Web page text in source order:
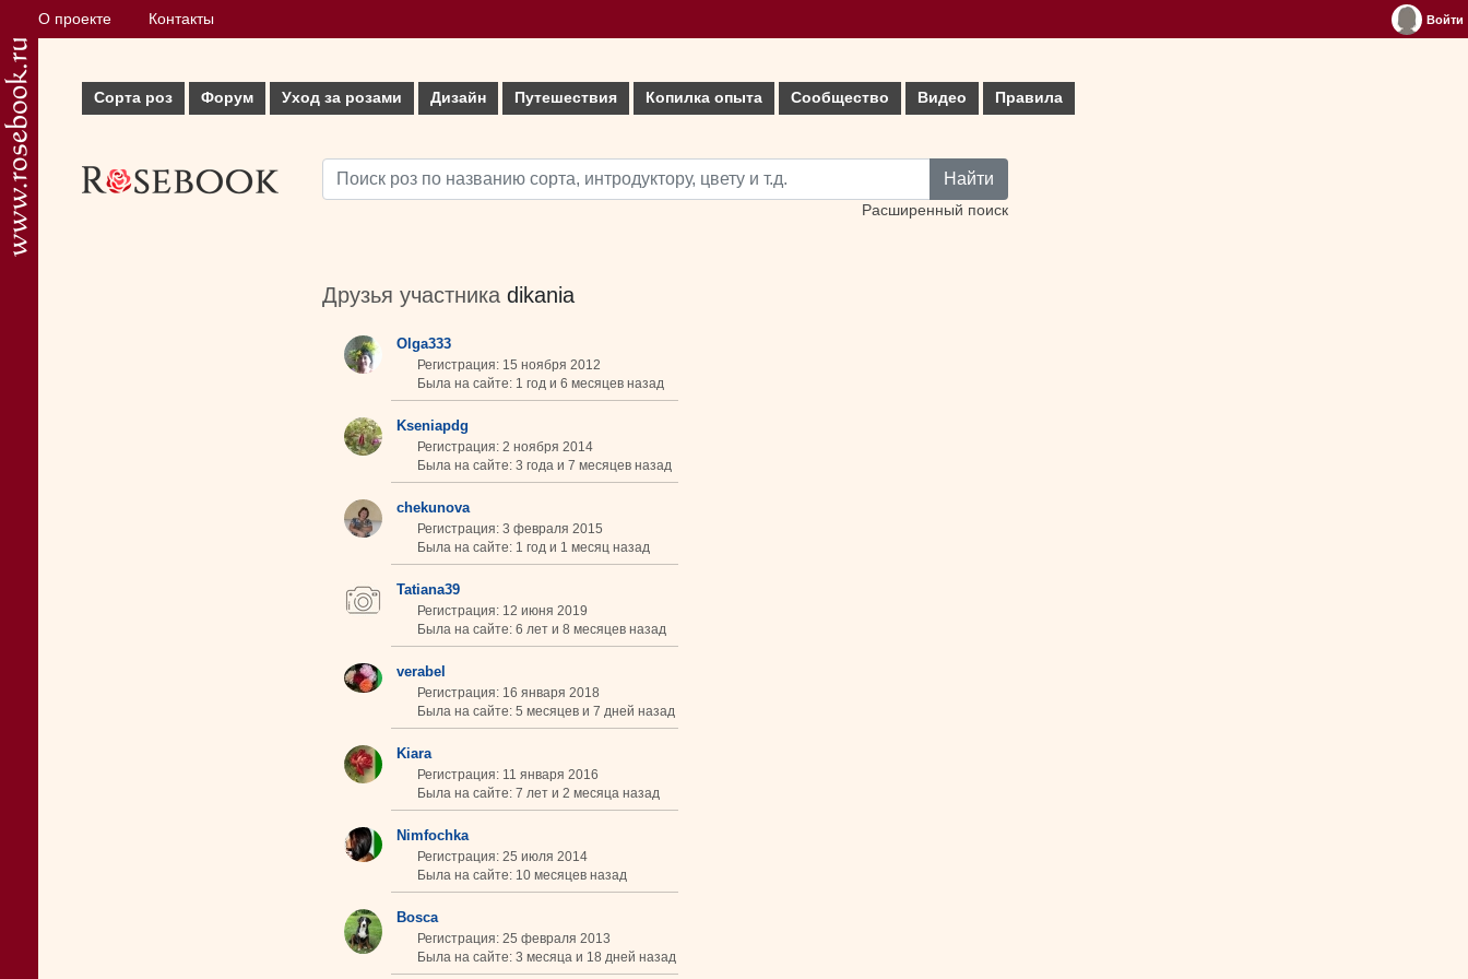
О проекте Контакты Войти
Сорта роз Форум Уход за розами Дизайн Путешествия Копилка опыта Сообщество Видео Правила
Найти
Расширенный поиск
Друзья участника dikania
Olga333
Регистрация: 15 ноября 2012
Была на сайте: 1 год и 6 месяцев назад
Kseniapdg
Регистрация: 2 ноября 2014
Была на сайте: 3 года и 7 месяцев назад
chekunova
Регистрация: 3 февраля 2015
Была на сайте: 1 год и 1 месяц назад
Tatiana39
Регистрация: 12 июня 2019
Была на сайте: 6 лет и 8 месяцев назад
verabel
Регистрация: 16 января 2018
Была на сайте: 5 месяцев и 7 дней назад
Kiara
Регистрация: 11 января 2016
Была на сайте: 7 лет и 2 месяца назад
Nimfochka
Регистрация: 25 июля 2014
Была на сайте: 10 месяцев назад
Bosca
Регистрация: 25 февраля 2013
Была на сайте: 3 месяца и 18 дней назад